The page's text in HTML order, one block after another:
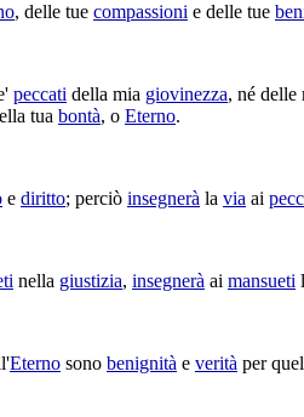
, delle tue compassioni e delle tue
peccati della mia giovinezza, né delle
tua bontà, o Eterno.
e diritto; perciò insegnerà la via ai
nella giustizia, insegnerà ai mansueti
Eterno sono benignità e verità per